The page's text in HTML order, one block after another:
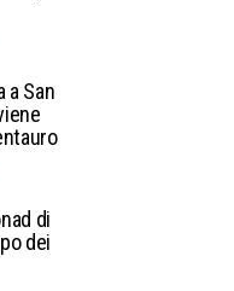
a San
di
dei